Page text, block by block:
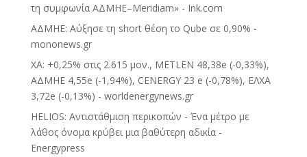
τη συμφωνία ΑΔΜΗΕ–Meridiam» - Ink.com
ΑΔΜΗΕ: Αύξησε τη short θέση το Qube σε 0,90% -
mononews.gr
ΧΑ: +0,25% στις 2.615 μον., METLEN 48,38e (-0,33%),
ΑΔΜΗΕ 4,55e (-1,94%), CENERGY 23 e (-0,78%), ΕΛΧΑ
3,72e (-0,13%) - worldenergynews.gr
HELIOS: Αντιστάθμιση περικοπών - Ένα μέτρο με
λάθος όνομα κρύβει μια βαθύτερη αδικία -
Energypress